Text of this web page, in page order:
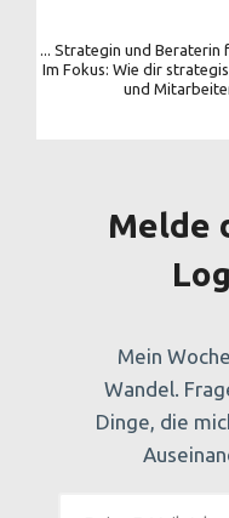
... Strategin und
Im Fokus: Wie dir
und
Melde
Mein
Wandel.
Dinge, die